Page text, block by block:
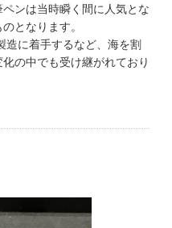
ンは当時瞬く間に人気とな
となります。
造に着手するなど、海を割
の中でも受け継がれており